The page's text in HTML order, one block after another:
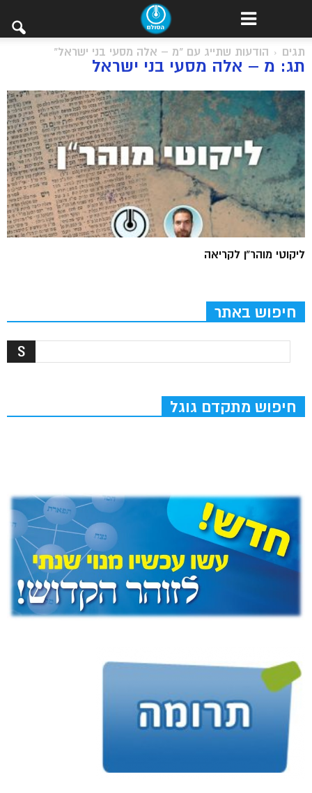
תגים הודעות שתייג עם "מ – אלה מסעי בני ישראל"
תג: מ – אלה מסעי בני ישראל
ליקוטי מוהר”ן לקריאה
חיפוש באתר
חיפוש מתקדם גוגל